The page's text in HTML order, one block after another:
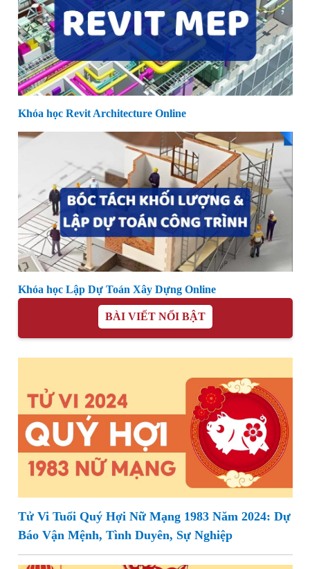
Khóa học Revit Architecture Online
Khóa học Lập Dự Toán Xây Dựng Online
BÀI VIẾT NỔI BẬT
Tử Vi Tuổi Quý Hợi Nữ Mạng 1983 Năm 2024: Dự
Báo Vận Mệnh, Tình Duyên, Sự Nghiệp